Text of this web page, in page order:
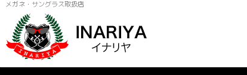
メガネ・サングラス取扱店